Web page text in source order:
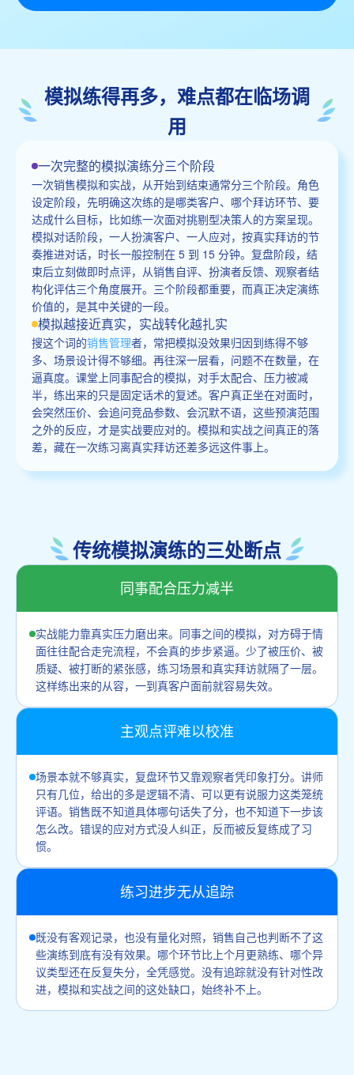
模拟练得再多，难点都在临场调
用
一次完整的模拟演练分三个阶段
一次销售模拟和实战，从开始到结束通常分三个阶段。角色
设定阶段，先明确这次练的是哪类客户、哪个拜访环节、要
达成什么目标，比如练一次面对挑剔型决策人的方案呈现。
模拟对话阶段，一人扮演客户、一人应对，按真实拜访的节
奏推进对话，时长一般控制在 5 到 15 分钟。复盘阶段，结
束后立刻做即时点评，从销售自评、扮演者反馈、观察者结
构化评估三个角度展开。三个阶段都重要，而真正决定演练
价值的，是其中关键的一段。
模拟越接近真实，实战转化越扎实
搜这个词的销售管理者，常把模拟没效果归因到练得不够
多、场景设计得不够细。再往深一层看，问题不在数量，在
逼真度。课堂上同事配合的模拟，对手太配合、压力被减
半，练出来的只是固定话术的复述。客户真正坐在对面时，
会突然压价、会追问竞品参数、会沉默不语，这些预演范围
之外的反应，才是实战要应对的。模拟和实战之间真正的落
差，藏在一次练习离真实拜访还差多远这件事上。
传统模拟演练的三处断点
同事配合压力减半
实战能力靠真实压力磨出来。同事之间的模拟，对方碍于情
面往往配合走完流程，不会真的步步紧逼。少了被压价、被
质疑、被打断的紧张感，练习场景和真实拜访就隔了一层。
这样练出来的从容，一到真客户面前就容易失效。
主观点评难以校准
场景本就不够真实，复盘环节又靠观察者凭印象打分。讲师
只有几位，给出的多是逻辑不清、可以更有说服力这类笼统
评语。销售既不知道具体哪句话失了分，也不知道下一步该
怎么改。错误的应对方式没人纠正，反而被反复练成了习
惯。
练习进步无从追踪
既没有客观记录，也没有量化对照，销售自己也判断不了这
些演练到底有没有效果。哪个环节比上个月更熟练、哪个异
议类型还在反复失分，全凭感觉。没有追踪就没有针对性改
进，模拟和实战之间的这处缺口，始终补不上。